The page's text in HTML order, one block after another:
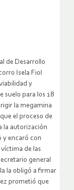
de Desarrollo
Isela Fiol
y
suelo para los 18
la megamina
el proceso de
la autorización
y encaró con
de las
general
la obligó a firmar
prometió que